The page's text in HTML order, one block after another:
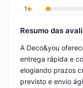
1
Resumo das
A Deco&you
entrega rápida e
elogiando prazos
previsto e envio